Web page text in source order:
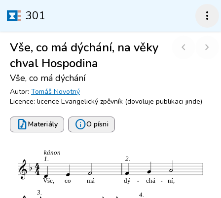
301 more_vert
Vše, co má dýchání, na věky
chval Hospodina
chevron_left chevron_right
Vše, co má dýchání
Autor: Tomáš Novotný
Licence: licence Evangelický zpěvník (dovoluje publikaci jinde)
audio_fileMateriály infoO písni